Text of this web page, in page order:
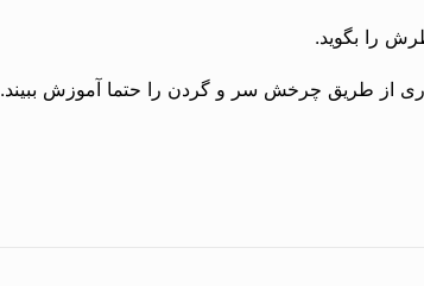
را بگوید.
از طریق چرخش سر و گردن را حتما آموزش ببیند.